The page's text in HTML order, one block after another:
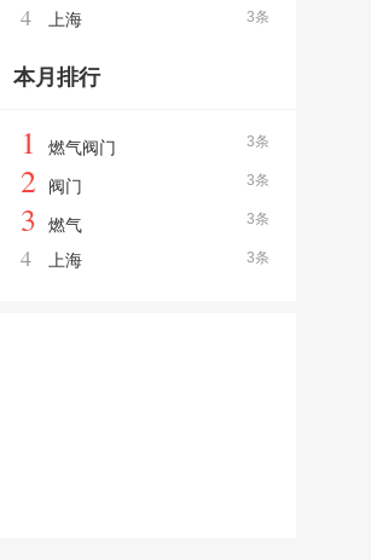
3条
4 上海
本月排行
3条
1 燃气阀门
3条
2 阀门
3条
3 燃气
3条
4 上海